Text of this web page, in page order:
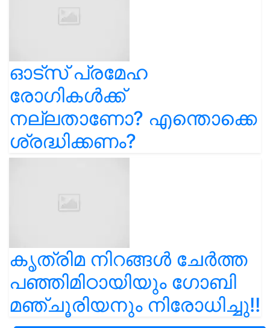
ഓട്സ് പ്രമേഹ
രോഗികൾക്ക്
നല്ലതാണോ? എന്തൊക്കെ
ശ്രദ്ധിക്കണം?
കൃത്രിമ നിറങ്ങൾ ചേർത്ത
പഞ്ഞിമിഠായിയും ഗോബി
മഞ്ചൂരിയനും നിരോധിച്ചു!!